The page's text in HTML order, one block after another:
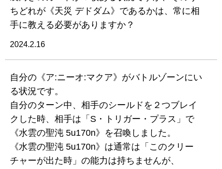
ちどれが《天災 デドダム》であるかは、常に相
手に教える必要がありますか？
2024.2.16
自分の《ア:ニーオ:マクア》がバトルゾーンにい
る状況です。
自分のターン中、相手のシールドを２つブレイ
クした時、相手は「S・トリガー・プラス」で
《水雲の聖沌 5u170n》を召喚しました。
《水雲の聖沌 5u170n》は通常は「このクリー
チャーが出た時」の能力は持ちませんが、